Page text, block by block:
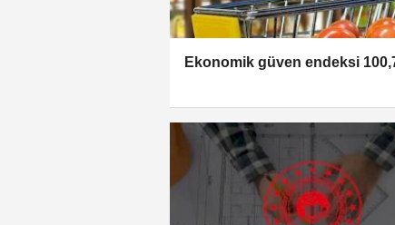
Ekonomik güven endeksi